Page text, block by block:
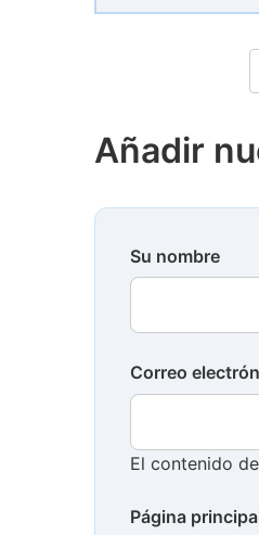
Añadir
Su nombre
Correo
El contenido
Página